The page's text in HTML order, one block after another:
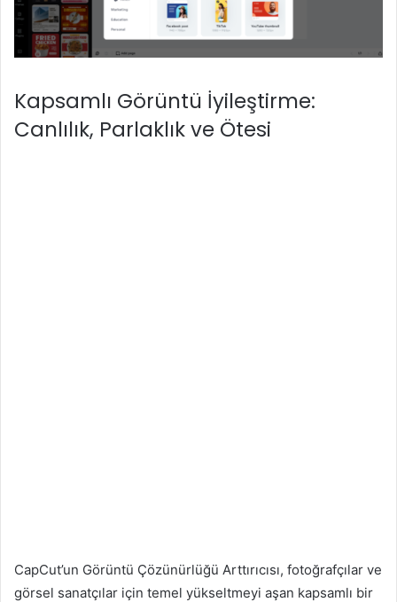
Kapsamlı Görüntü İyileştirme:
Canlılık, Parlaklık ve Ötesi
CapCut’un Görüntü Çözünürlüğü Arttırıcısı, fotoğrafçılar ve
görsel sanatçılar için temel yükseltmeyi aşan kapsamlı bir